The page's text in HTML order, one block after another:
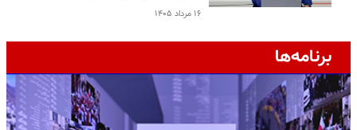
۱۶ مرداد ۱۴۰۵
برنامه‌ها